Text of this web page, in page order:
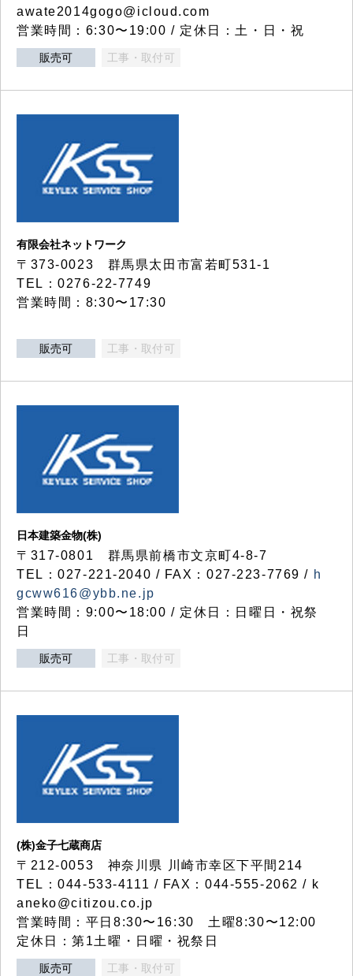
awate2014gogo@icloud.com
営業時間：6:30〜19:00 / 定休日：土・日・祝
販売可 工事・取付可
有限会社ネットワーク
〒373-0023 群馬県太田市富若町531-1
TEL：0276-22-7749
営業時間：8:30〜17:30
販売可 工事・取付可
日本建築金物(株)
〒317‐0801 群馬県前橋市文京町4-8-7
TEL：027-221-2040 / FAX：027-223-7769 / h
gcww616@ybb.ne.jp
営業時間：9:00〜18:00 / 定休日：日曜日・祝祭
日
販売可 工事・取付可
(株)金子七蔵商店
〒212-0053 神奈川県 川崎市幸区下平間214
TEL：044-533-4111 / FAX：044-555-2062 / k
aneko@citizou.co.jp
営業時間：平日8:30〜16:30 土曜8:30〜12:00
定休日：第1土曜・日曜・祝祭日
販売可 工事・取付可